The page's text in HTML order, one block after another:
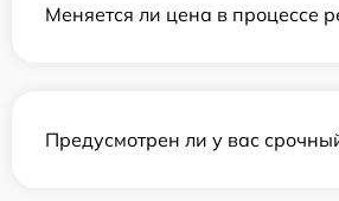
Меняется ли цена в процессе
Предусмотрен ли у вас